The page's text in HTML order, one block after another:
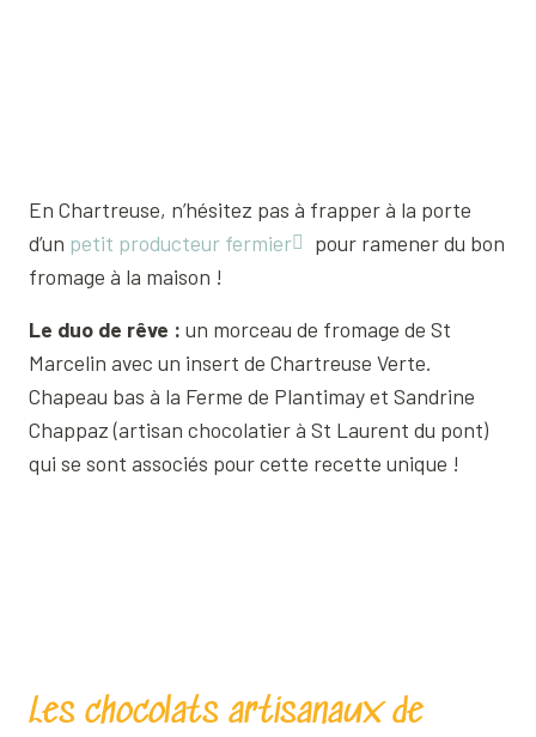
En Chartreuse, n’hésitez pas à frapper à la porte
d’un petit producteur fermier
pour ramener du bon
fromage à la maison !
Le duo de rêve : un morceau de fromage de St
Marcelin avec un insert de Chartreuse Verte.
Chapeau bas à la Ferme de Plantimay et Sandrine
Chappaz (artisan chocolatier à St Laurent du pont)
qui se sont associés pour cette recette unique !
Les chocolats artisanaux de